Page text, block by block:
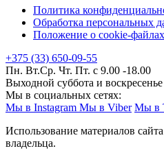
Политика
Обработка персональных
Положение о cookie-файлах
+375 (33) 650-09-55
Пн. Вт.Ср. Чт. Пт. с 9.00 -18.00
Выходной суббота и воскресенье
Мы в социальных сетях:
Мы в Instagram Мы в Viber Мы в
Использование материалов
владельца.